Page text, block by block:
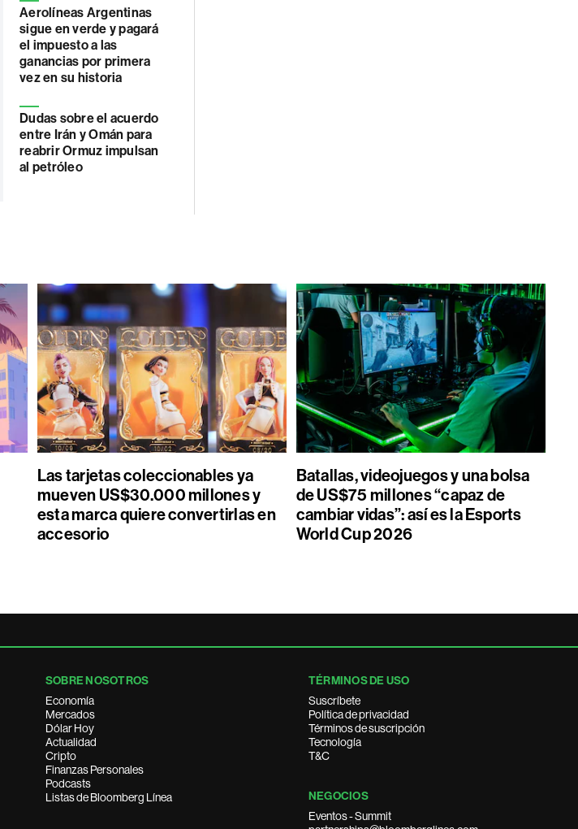
Aerolíneas Argentinas
sigue en verde y pagará
el impuesto a las
ganancias por primera
vez en su historia
Dudas sobre el acuerdo
entre Irán y Omán para
reabrir Ormuz impulsan
al petróleo
Las tarjetas coleccionables ya
mueven US$30.000 millones y
esta marca quiere convertirlas en
accesorio
Batallas, videojuegos y una bolsa
de US$75 millones “capaz de
cambiar vidas”: así es la Esports
World Cup 2026
SOBRE NOSOTROS
Economía
Mercados
Dólar Hoy
Actualidad
Cripto
Finanzas Personales
Podcasts
Listas de Bloomberg Línea
TÉRMINOS DE USO
Suscríbete
Política de privacidad
Términos de suscripción
Tecnología
T&C
NEGOCIOS
Eventos - Summit